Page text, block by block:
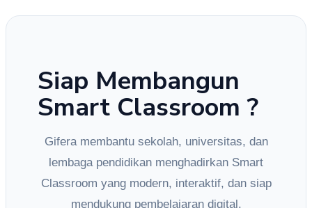
Siap Membangun
Smart Classroom ?
Gifera membantu sekolah, universitas, dan
lembaga pendidikan menghadirkan Smart
Classroom yang modern, interaktif, dan siap
mendukung pembelajaran digital.